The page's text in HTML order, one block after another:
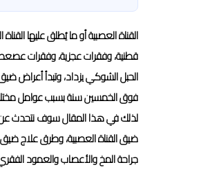
القناة العصبية أو ما يُطلق عليها
قطنية، وفقرات عجزية، وفقرات
الحبل الشوكي يزداد، وتبدأ أعراض
فوق الخمسين سنة بسبب عوامل
لذلك في هذا المقال سوف نتحدث عن
ضيق القناة العصبية، وطرق علاج ضيق
جراحة المخ والأعصاب والعمود